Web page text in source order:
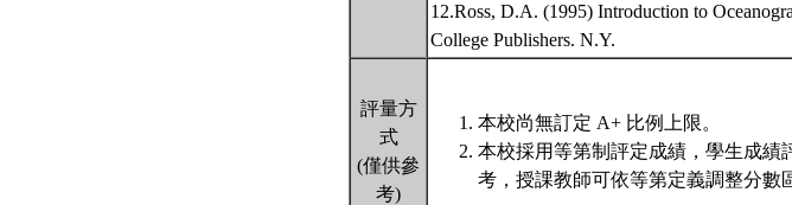
12.Ross, D.A. (1995) Introduction to
College Publishers. N.Y.
評量方
式
(僅供參
考)
本校尚無訂定 A+ 比例上限。
本校採用等第制評定成績，學生成績
考，授課教師可依等第定義調整分數